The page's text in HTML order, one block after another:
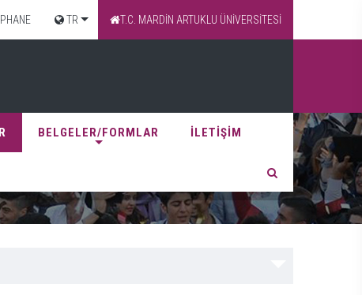
TR T.C. MARDİN ARTUKLU ÜNİVERSİTESİ
BELGELER/FORMLAR İLETİŞİM
ARAŞTIRMA DESTEĞİ